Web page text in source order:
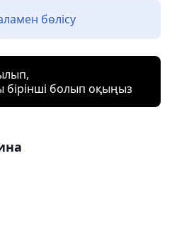
бөлісу
болып оқыңыз